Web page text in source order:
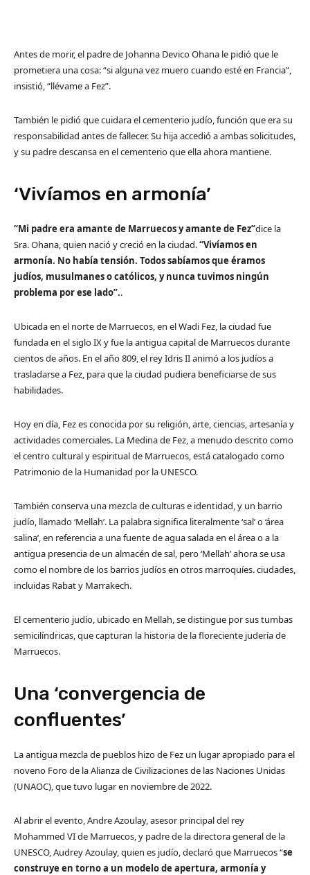
Antes de morir, el padre de Johanna Devico Ohana le pidió que le
prometiera una cosa: “si alguna vez muero cuando esté en Francia”,
insistió, “llévame a Fez”.
También le pidió que cuidara el cementerio judío, función que era su
responsabilidad antes de fallecer. Su hija accedió a ambas solicitudes,
y su padre descansa en el cementerio que ella ahora mantiene.
‘Vivíamos en armonía’
“Mi padre era amante de Marruecos y amante de Fez”dice la
Sra. Ohana, quien nació y creció en la ciudad.“Vivíamos en
armonía. No había tensión. Todos sabíamos que éramos
judíos, musulmanes o católicos, y nunca tuvimos ningún
problema por ese lado”..
Ubicada en el norte de Marruecos, en el Wadi Fez, la ciudad fue
fundada en el siglo IX y fue la antigua capital de Marruecos durante
cientos de años. En el año 809, el rey Idris II animó a los judíos a
trasladarse a Fez, para que la ciudad pudiera beneficiarse de sus
habilidades.
Hoy en día, Fez es conocida por su religión, arte, ciencias, artesanía y
actividades comerciales. La Medina de Fez a menudo descrito como
el centro cultural y espiritual de Marruecos, está catalogado como
Patrimonio de la Humanidad por la UNESCO.
También conserva una mezcla de culturas e identidad, y un barrio
judío, llamado ‘Mellah’. La palabra significa literalmente ‘sal’ o ‘área
salina’, en referencia a una fuente de agua salada en el área o a la
antigua presencia de un almacén de sal, pero ‘Mellah’ ahora se usa
como el nombre de los barrios judíos en otros marroquíes. ciudades,
incluidas Rabat y Marrakech.
El cementerio judío, ubicado en Mellah, se distingue por sus tumbas
semicilíndricas, que capturan la historia de la floreciente judería de
Marruecos.
Una ‘convergencia de
confluentes’
La antigua mezcla de pueblos hizo de Fez un lugar apropiado para el
noveno Foro de la Alianza de Civilizaciones de las Naciones Unidas
(UNAOC), que tuvo lugar en noviembre de 2022.
Al abrir el evento, Andre Azoulay, asesor principal del rey
Mohammed VI de Marruecos, y padre de la directora general de la
UNESCO, Audrey Azoulay, quien es judío, declaró que Marruecos “se
construye en torno a un modelo de apertura, armonía y